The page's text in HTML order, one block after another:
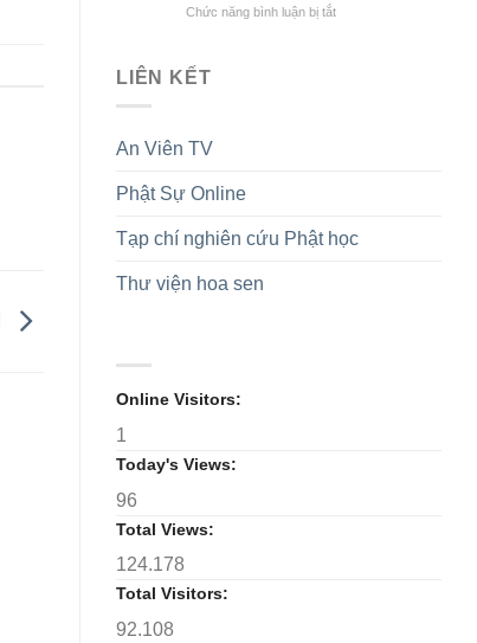
cố
vực
hộ
Chức năng bình luận bị tắtở
kiện
Kỷ
LIÊN KẾT
An Viên TV
Phật Sự Online
Tạp chí nghiên cứu Phật học
Thư viện hoa sen
Online Visitors:
1
Today's Views:
96
Total Views:
124.178
Total Visitors:
92.108